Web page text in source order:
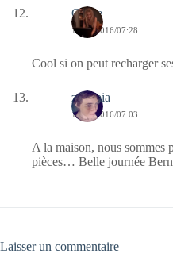
Carrie
11/10/2016/07:28
Cool si on peut recharger
zenopia
11/10/2016/07:03
A la maison, nous sommes
pièces… Belle journée
Laisser un commentaire